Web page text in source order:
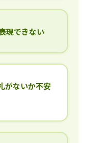
現できない
がないか不安